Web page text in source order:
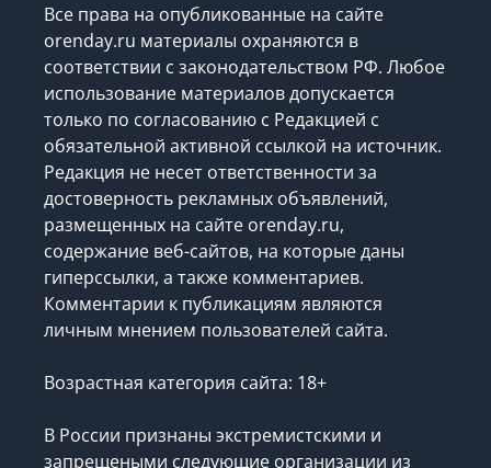
Все права на опубликованные на сайте
orenday.ru материалы охраняются в
соответствии с законодательством РФ. Любое
использование материалов допускается
только по согласованию с Редакцией с
обязательной активной ссылкой на источник.
Редакция не несет ответственности за
достоверность рекламных объявлений,
размещенных на сайте orenday.ru,
содержание веб-сайтов, на которые даны
гиперссылки, а также комментариев.
Комментарии к публикациям являются
личным мнением пользователей сайта.
Возрастная категория сайта: 18+
В России признаны экстремистскими и
запрещеными следующие организации из